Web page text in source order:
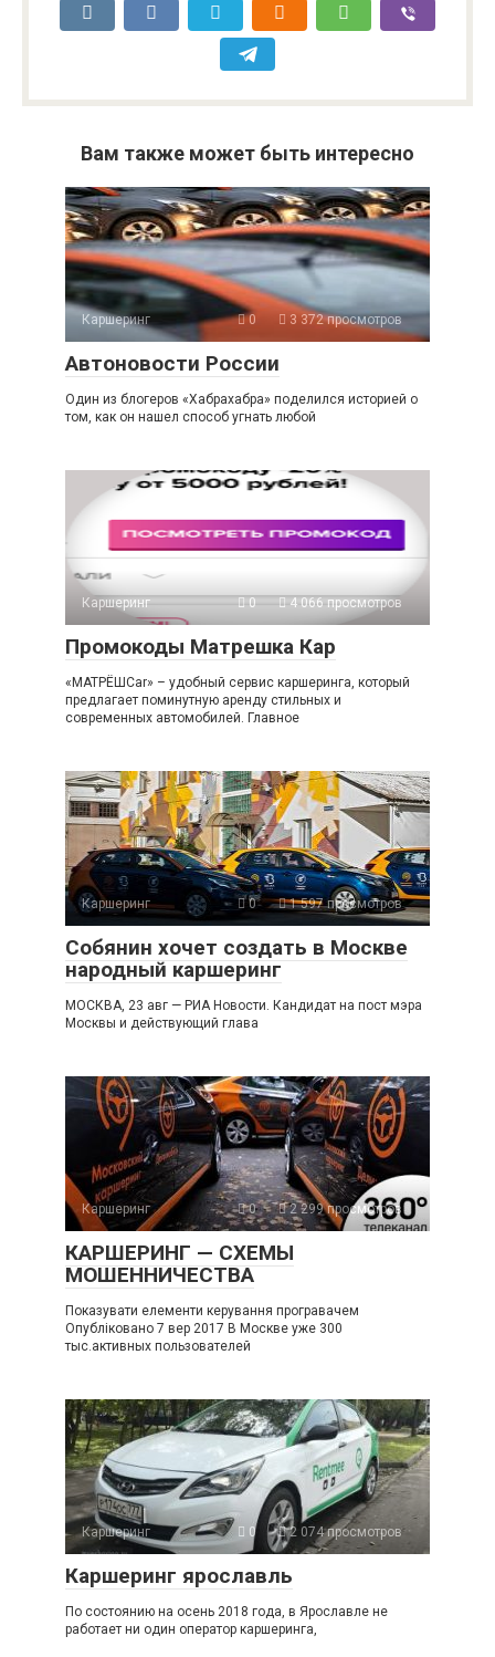
Вам также может быть интересно
Каршеринг 0 3 372 просмотров
Автоновости России
Один из блогеров «Хабрахабра» поделился историей о
том, как он нашел способ угнать любой
Каршеринг 0 4 066 просмотров
Промокоды Матрешка Кар
«МАТРЁШCar» – удобный сервис каршеринга, который
предлагает поминутную аренду стильных и
современных автомобилей. Главное
Каршеринг 0 1 597 просмотров
Собянин хочет создать в Москве
народный каршеринг
МОСКВА, 23 авг — РИА Новости. Кандидат на пост мэра
Москвы и действующий глава
Каршеринг 0 2 299 просмотров
КАРШЕРИНГ — СХЕМЫ
МОШЕННИЧЕСТВА
Показувати елементи керування програвачем
Опубліковано 7 вер 2017 В Москве уже 300
тыс.активных пользователей
Каршеринг 0 2 074 просмотров
Каршеринг ярославль
По состоянию на осень 2018 года, в Ярославле не
работает ни один оператор каршеринга,